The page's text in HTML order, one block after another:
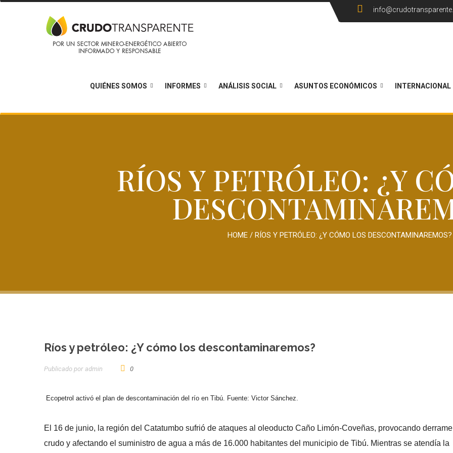
QUIÉNES SOMOS INFORMES ANÁLISIS SOCIAL ASUNTOS ECONÓMICOS INTERNACIONAL
RÍOS Y PETRÓLEO: ¿Y
HOME / RÍOS Y PETRÓLEO: ¿Y CÓMO LOS DESCONTAMINAREMOS?
Ríos y petróleo: ¿Y cómo los descontaminaremos?
Publicado por Admin 0
Ecopetrol activó el plan de descontaminación del río en Tibú. Fuente: Victor Sánchez.
El 16 de junio, la región del Catatumbo sufrió de ataques al oleoducto Caño Limón-Coveñas, provocando
crudo y afectando el suministro de agua a más de 16.000 habitantes del municipio de Tibú. Mientras se atendía la